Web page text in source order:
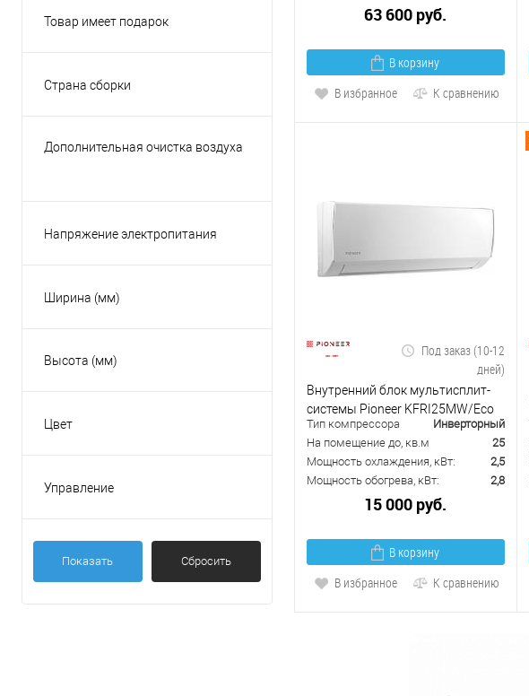
Товар имеет подарок
Страна сборки
Дополнительная очистка воздуха
Напряжение электропитания
Ширина (мм)
Высота (мм)
Цвет
Серебристый
Управление
Пульт ДУ
Показать Сбросить
63 600 руб.
В корзину
В избранное
К сравнению
Под заказ (10-12
дней)
Внутренний блок мультисплит-
системы Pioneer KFRI25MW/Eco
Тип компрессора
Инверторный
На помещение до, кв.м
25
Мощность охлаждения, кВт:
2,5
Мощность обогрева, кВт:
2,8
15 000 руб.
В корзину
В избранное
К сравнению